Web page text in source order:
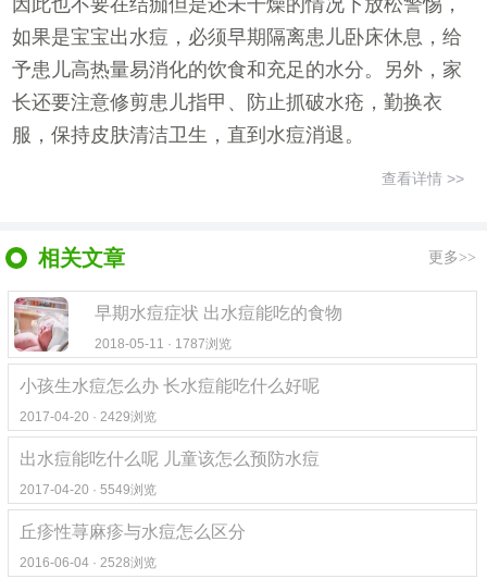
因此也不要在结痂但是还未干燥的情况下放松警惕，
如果是宝宝出水痘，必须早期隔离患儿卧床休息，给
予患儿高热量易消化的饮食和充足的水分。另外，家
长还要注意修剪患儿指甲、防止抓破水疮，勤换衣
服，保持皮肤清洁卫生，直到水痘消退。
查看详情 >>
相关文章 更多>>
早期水痘症状 出水痘能吃的食物
2018-05-11 · 1787浏览
小孩生水痘怎么办 长水痘能吃什么好呢
2017-04-20 · 2429浏览
出水痘能吃什么呢 儿童该怎么预防水痘
2017-04-20 · 5549浏览
丘疹性荨麻疹与水痘怎么区分
2016-06-04 · 2528浏览